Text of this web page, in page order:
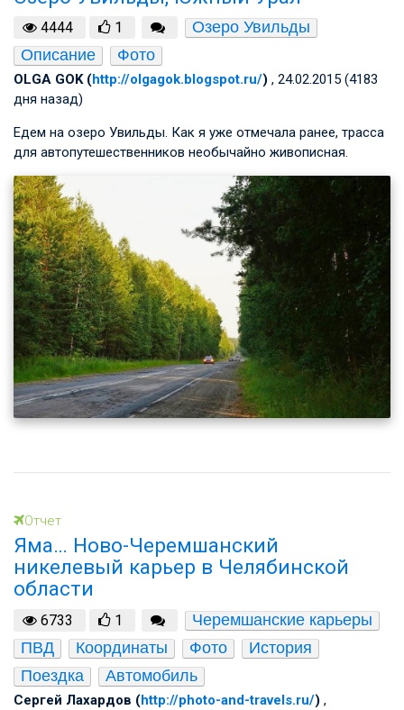
4444 1
Озеро Увильды
Описание
Фото
OLGA GOK (http://olgagok.blogspot.ru/) , 24.02.2015 (4183
дня назад)
Едем на озеро Увильды. Как я уже отмечала ранее, трасса
для автопутешественников необычайно живописная.
Отчет
Яма… Ново-Черемшанский
никелевый карьер в Челябинской
области
6733 1
Черемшанские карьеры
ПВД
Координаты Фото
История
Поездка
Автомобиль
Сергей Лахардов (http://photo-and-travels.ru/) ,